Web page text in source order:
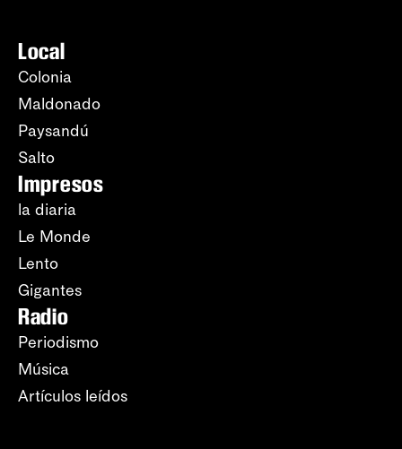
Local
Colonia
Maldonado
Paysandú
Salto
Impresos
la diaria
Le Monde
Lento
Gigantes
Radio
Periodismo
Música
Artículos leídos